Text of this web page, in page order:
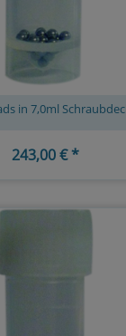
in 7,0ml
243,00 € *